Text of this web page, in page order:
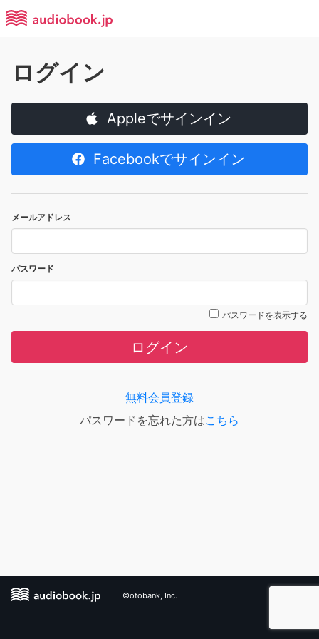
ログイン
Appleでサインイン
Facebookでサインイン
メールアドレス
パスワード
パスワードを表示する
ログイン
無料会員登録
パスワードを忘れた方はこちら
©otobank, Inc.